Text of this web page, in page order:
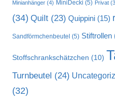
Minianhänger (4) MiniDecki (5) Privat
(34) Quilt (23) Quippini (15)
Sandförmchenbeutel (5) Stiftrollen
Stoffschrankschätzchen (10)
Turnbeutel (24)
(32)